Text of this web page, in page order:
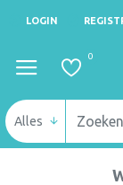
LOGIN
0
Alles